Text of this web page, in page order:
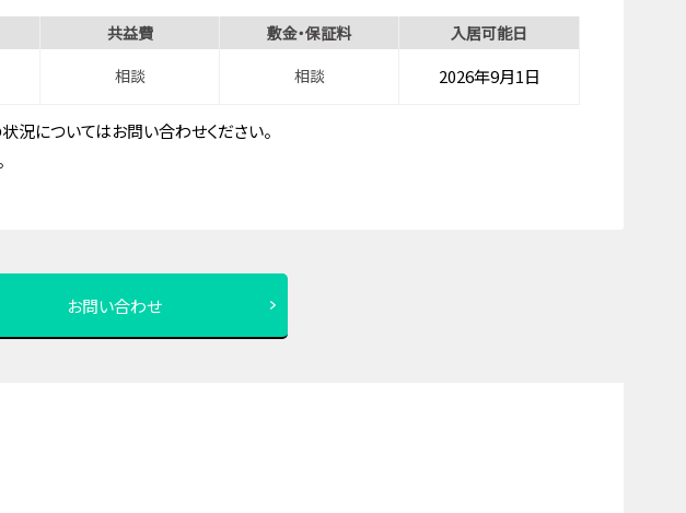
共益費 敷金・保証料
入居可能日
相談 相談 2026年9月1日
についてはお問い合わせください。
お問い合わせ